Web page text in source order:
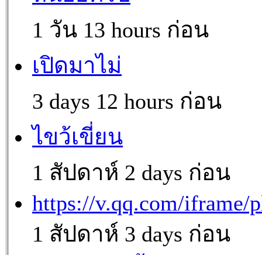
1 วัน 13 hours ก่อน
เปิดมาไม่
3 days 12 hours ก่อน
ไขว้เขี่ยน
1 สัปดาห์ 2 days ก่อน
https://v.qq.com/iframe/
1 สัปดาห์ 3 days ก่อน